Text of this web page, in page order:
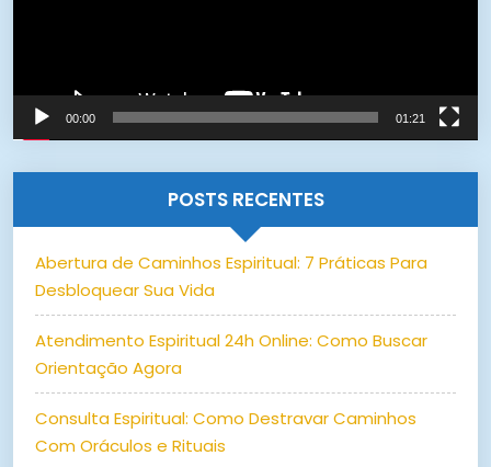
00:00 01:21
POSTS RECENTES
Abertura de Caminhos Espiritual: 7 Práticas Para
Desbloquear Sua Vida
Atendimento Espiritual 24h Online: Como Buscar
Orientação Agora
Consulta Espiritual: Como Destravar Caminhos
Com Oráculos e Rituais